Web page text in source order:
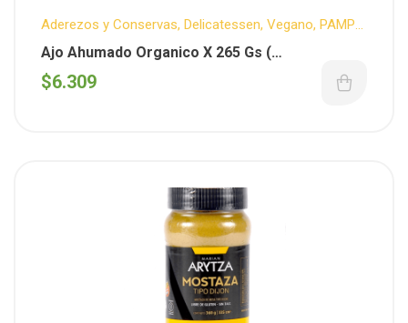
Aderezos y Conservas, Delicatessen, Vegano, PAMPA
GOURMET, Organicos
Ajo Ahumado Organico X 265 Gs (
Pampagourmet )
$6.309